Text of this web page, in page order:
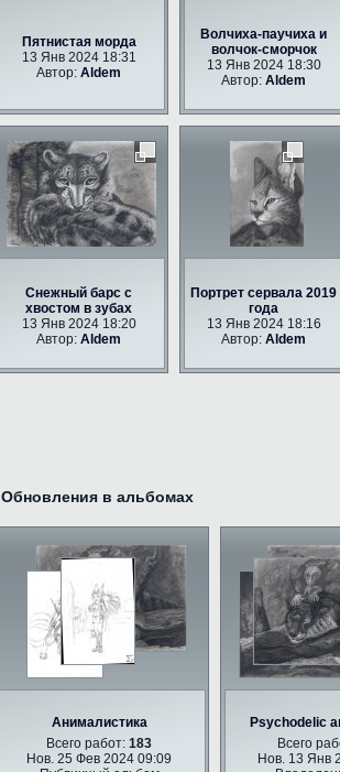
Пятнистая морда
13 Янв 2024 18:31
Автор:Aldem
Волчиха-паучиха и
волчок-сморчок
13 Янв 2024 18:30
Автор:Aldem
Снежный барс с
хвостом в зубах
13 Янв 2024 18:20
Автор:Aldem
Портрет сервала 2019
года
13 Янв 2024 18:16
Автор:Aldem
Обновления в альбомах
Анималистика
Всего работ:183
Нов. 25 Фев 2024 09:09
Psychodelic
Всего
Нов. 13 Янв